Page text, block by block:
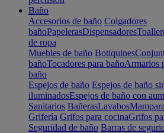
Baño
Accesorios de baño Colgadores
bañoPapelerasDispensadores
de ropa
Muebles de baño Botiquines
bañoTocadores para bañoArmarios
baño
Espejos de baño Espejos de baño
iluminadosEspejos de baño con
Sanitarios BañerasLavabos
Grifería Grifos para cocinaGrifos
Seguridad de baño Barras de